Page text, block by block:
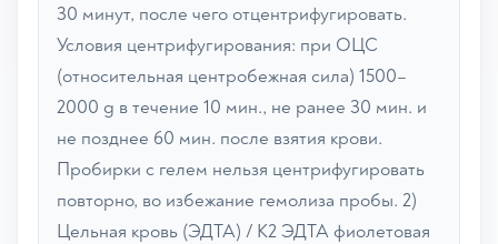
30 минут, после чего отцентрифугировать.
Условия центрифугирования: при ОЦС
(относительная центробежная сила) 1500–
2000 g в течение 10 мин., не ранее 30 мин. и
не позднее 60 мин. после взятия крови.
Пробирки с гелем нельзя центрифугировать
повторно, во избежание гемолиза пробы. 2)
Цельная кровь (ЭДТА) / К2 ЭДТА фиолетовая